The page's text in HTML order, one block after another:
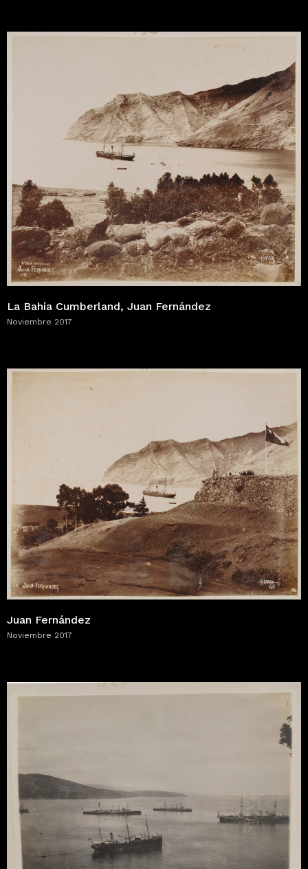
La Bahía Cumberland, Juan Fernández
Noviembre 2017
Juan Fernández
Noviembre 2017